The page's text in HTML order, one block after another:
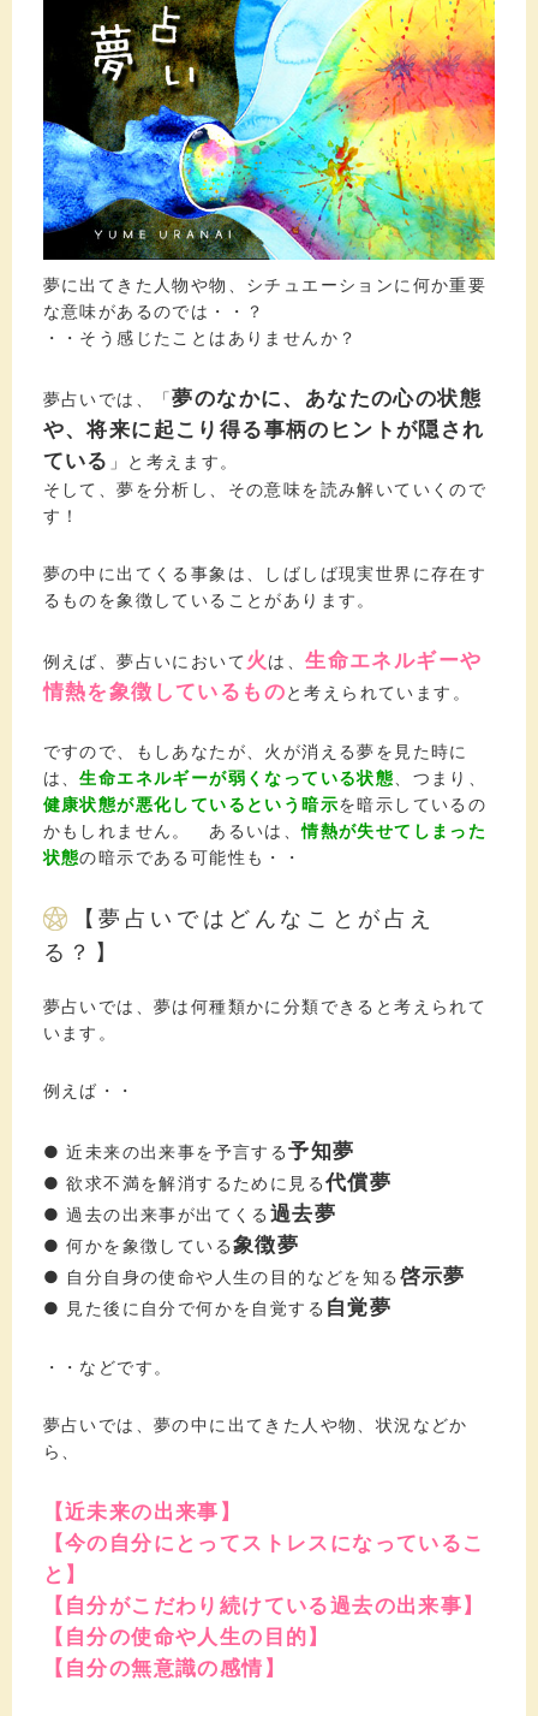
夢に出てきた人物や物、シチュエーションに何か重要
な意味があるのでは・・？
・・そう感じたことはありませんか？
夢占いでは、「夢のなかに、あなたの心の状態
や、将来に起こり得る事柄のヒントが隠され
ている 」と考えます。
そして、夢を分析し、その意味を読み解いていくので
す！
夢の中に出てくる事象は、しばしば現実世界に存在す
るものを象徴していることがあります。
例えば、夢占いにおいて火 は、生命エネルギーや
情熱を象徴しているものと考えられています。
ですので、もしあなたが、火が消える夢を見た時に
は、生命エネルギーが弱くなっている状態 、つまり、
健康状態が悪化しているという暗示を暗示しているの
かもしれません。 あるいは、情熱が失せてしまった
状態の暗示である可能性も・・
【夢占いではどんなことが占え
る？】
夢占いでは、夢は何種類かに分類できると考えられて
います。
例えば・・
● 近未来の出来事を予言する予知夢
● 欲求不満を解消するために見る代償夢
● 過去の出来事が出てくる 過去夢
● 何かを象徴している象徴夢
● 自分自身の使命や人生の目的などを知る 啓示夢
● 見た後に自分で何かを自覚する 自覚夢
・・などです。
夢占いでは、夢の中に出てきた人や物、状況などか
ら、
【近未来の出来事】
【今の自分にとってストレスになっているこ
と】
【自分がこだわり続けている過去の出来事】
【自分の使命や人生の目的】
【自分の無意識の感情】